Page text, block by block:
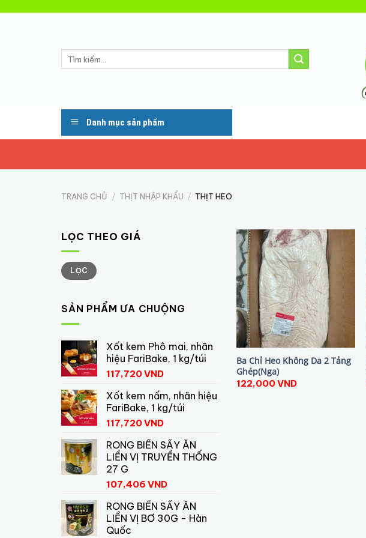
Tìm
Danh mục sản phẩm
TRANG CHỦ / THỊT NHẬP KHẨU / THỊT HEO
LỌC THEO GIÁ
Giá
tối
thiểu
Giá
tối
đa
LỌC
SẢN PHẨM ƯA CHUỘNG
Xốt kem Phô mai, nhãn
hiệu FariBake, 1 kg/túi
117,720VND
Xốt kem nấm, nhãn hiệu
FariBake, 1 kg/túi
117,720VND
RONG BIỂN SẤY ĂN
LIỀN VỊ TRUYỀN THỐNG
27 G
107,406 VND
RONG BIỂN SẤY ĂN
LIỀN VỊ BƠ 30G - Hàn
Quốc
Ba Chỉ Heo Không Da 2 Tảng
Ghép(Nga)
122,000VND